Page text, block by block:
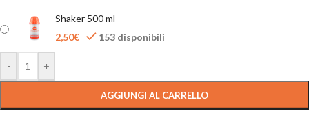
Shaker 500 ml
2,50€ 153 disponibili
- +
AGGIUNGI AL CARRELLO